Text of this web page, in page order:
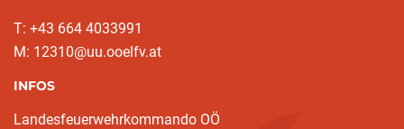
T: +43 664 4033991
M: 12310@uu.ooelfv.at
INFOS
Landesfeuerwehrkommando OÖ